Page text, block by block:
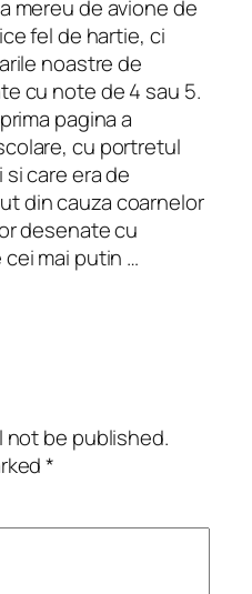
mereu de avione de
fel de hartie, ci
noastre de
cu note de 4 sau 5.
pagina a
cu portretul
care era de
din cauza coarnelor
desenate cu
mai putin …
not be published.
*